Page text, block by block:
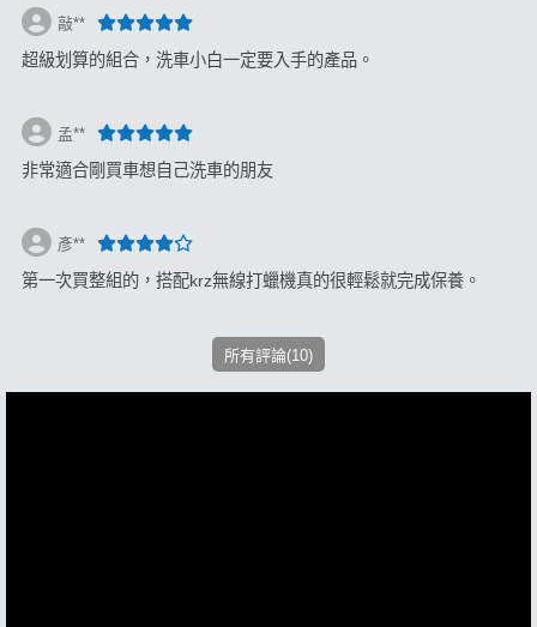
敲**
超級划算的組合，洗車小白一定要入手的產品。
孟**
非常適合剛買車想自己洗車的朋友
彥**
第一次買整組的，搭配krz無線打蠟機真的很輕鬆就完成保養。
所有評論(10)